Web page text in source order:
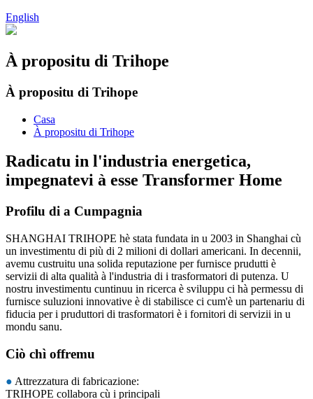
English
À propositu di Trihope
À propositu di Trihope
Casa
À propositu di Trihope
Radicatu in l'industria energetica,
impegnatevi à esse Transformer Home
Profilu di a Cumpagnia
SHANGHAI TRIHOPE hè stata fundata in u 2003 in Shanghai cù
un investimentu di più di 2 milioni di dollari americani. In decennii,
avemu custruitu una solida reputazione per furnisce prudutti è
servizii di alta qualità à l'industria di i trasformatori di putenza. U
nostru investimentu cuntinuu in ricerca è sviluppu ci hà permessu di
furnisce suluzioni innovative è di stabilisce ci cum'è un partenariu di
fiducia per i pruduttori di trasformatori è i fornitori di servizii in u
mondu sanu.
Ciò chì offremu
● Attrezzatura di fabricazione:
TRIHOPE collabora cù i principali